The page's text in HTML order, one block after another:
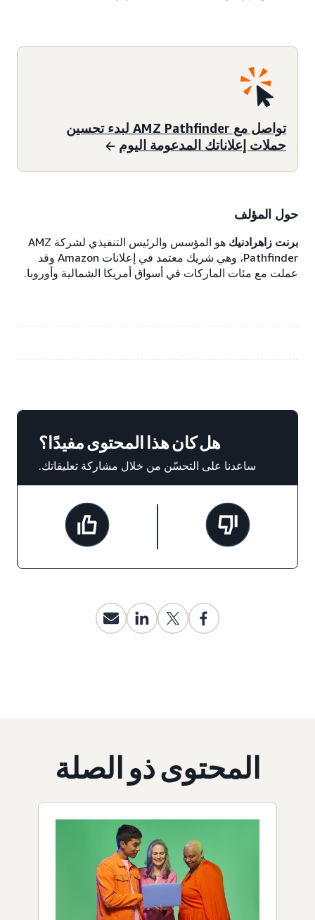
تواصل مع AMZ Pathfinder لبدء تحسين
حملات إعلاناتك المدعومة اليوم
حول المؤلف
برنت زاهرادنيك
هو المؤسس والرئيس التنفيذي لشركة AMZ
Pathfinder، وهي شريك معتمد في إعلانات Amazon وقد
عملت مع مئات الماركات في أسواق أمريكا الشمالية وأوروبا.
هل كان هذا المحتوى مفيدًا؟
ساعدنا على التحسّن من خلال مشاركة تعليقاتك.
المحتوى ذو الصلة